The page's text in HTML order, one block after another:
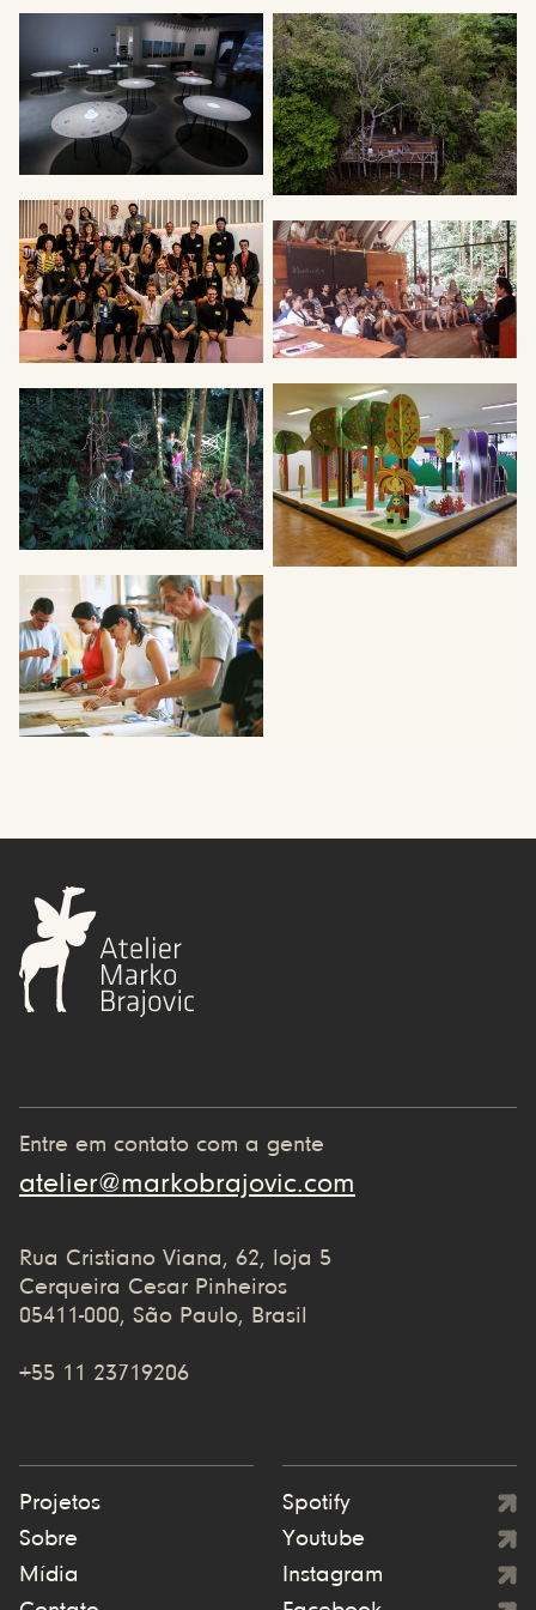
Entre em contato com a gente
atelier@markobrajovic.com
Rua Cristiano Viana, 62, loja 5
Cerqueira Cesar Pinheiros
05411-000, São Paulo, Brasil
+55 11 23719206
Projetos
Sobre
Mídia
Spotify
Youtube
Instagram